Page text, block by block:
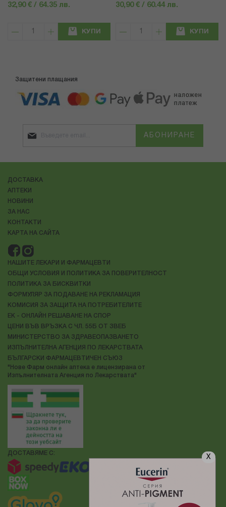
X
32,90 € / 64.35 лв.
КУПИ
30,90 € / 60.44 лв.
КУПИ
Защитени плащания
АБОНИРАНЕ
ДОСТАВКА
АПТЕКИ
НОВИНИ
ЗА НАС
КОНТАКТИ
КАРТА НА САЙТА
НАШИТЕ ЛЕКАРИ И ФАРМАЦЕВТИ
ОБЩИ УСЛОВИЯ И ПОЛИТИКА ЗА ПОВЕРИТЕЛНОСТ
ПОЛИТИКА ЗА БИСКВИТКИ
ФОРМУЛЯР ЗА ПОДАВАНЕ НА РЕКЛАМАЦИЯ
КОМИСИЯ ЗА ЗАЩИТА НА ПОТРЕБИТЕЛИТЕ
ЕК - ОНЛАЙН РЕШАВАНЕ НА СПОР
ЦЕНИ ВЪВ ВРЪЗКА С ЧЛ. 55Б ОТ ЗВЕБ
МИНИСТЕРСТВО ЗА ЗДРАВЕОПАЗВАНЕТО
ИЗПЪЛНИТЕЛНА АГЕНЦИЯ ПО ЛЕКАРСТВАТА
БЪЛГАРСКИ ФАРМАЦЕВТИЧЕН СЪЮЗ
"Нове Фарм онлайн аптека е лицензирана от
Изпълнителната Агенция по Лекарствата"
ДОСТАВЯМЕ С: